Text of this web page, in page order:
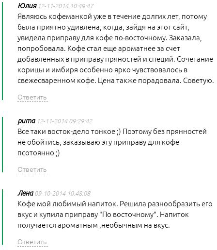
Юлия 12-11-2014 10:49:47
Являюсь кофеманкой уже в течение долгих лет, потому
была приятно удивлена, когда, зайдя на этот сайт,
увидела приправу для кофе по-восточному. Заказала,
попробовала. Кофе стал еще ароматнее за счет
добавленных в приправу пряностей и специй. Сочетание
корицы и имбиря особенно ярко чувствовалось в
свежесваренном кофе. Цена также порадовала. Советую.
рита 12-11-2014 09:29:42
Все таки восток-дело тонкое ;) Поэтому без прянностей
не обойтись, заказываю эту приправу для кофе
псотоянно ;)
Лена09-10-2014 10:48:08
Кофе мой любимый напиток. Решила разнообразить его
вкус и купила приправу "По восточному". Напиток
получается ароматным ,необычным на вкус.